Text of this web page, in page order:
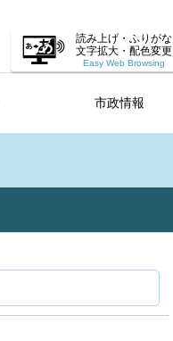
読み上げ・ふりがな
文字拡大・配色変更
Easy Web Browsing
市政情報